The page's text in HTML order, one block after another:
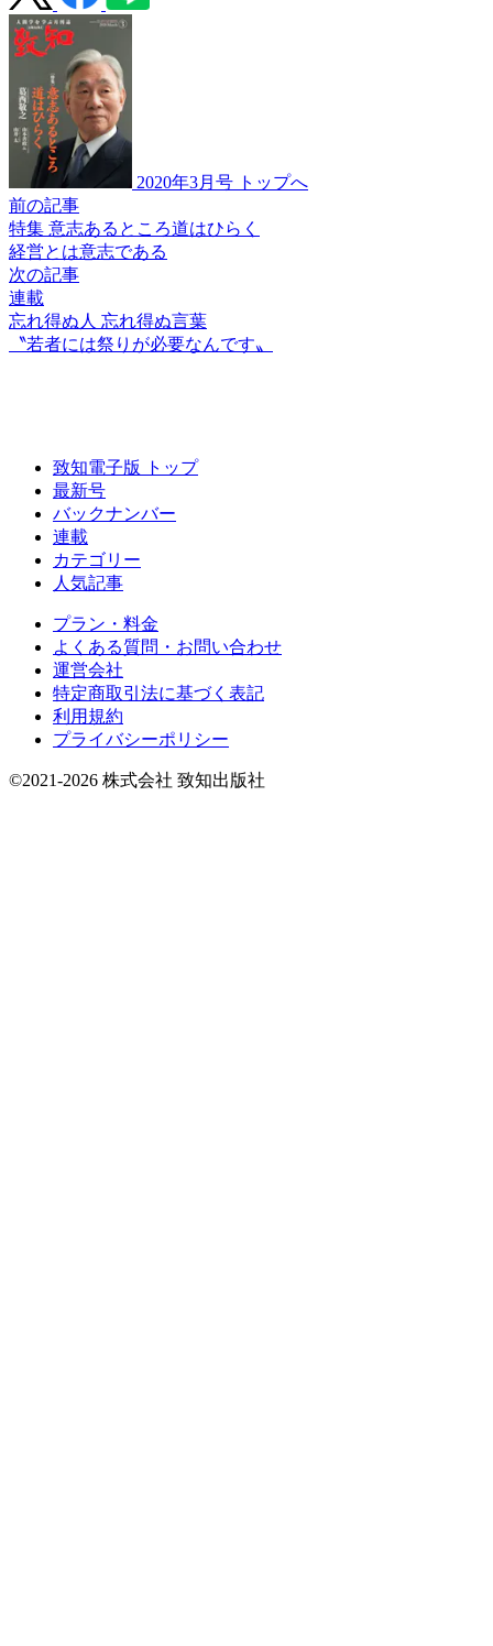
2020年3月号 トップへ
前の記事
特集 意志あるところ道はひらく
経営とは意志である
次の記事
連載
忘れ得ぬ人 忘れ得ぬ言葉
〝若者には祭りが必要なんです〟
致知電子版 トップ
最新号
バックナンバー
連載
カテゴリー
人気記事
プラン・料金
よくある質問・お問い合わせ
運営会社
特定商取引法に基づく表記
利用規約
プライバシーポリシー
©2021-2026 株式会社 致知出版社